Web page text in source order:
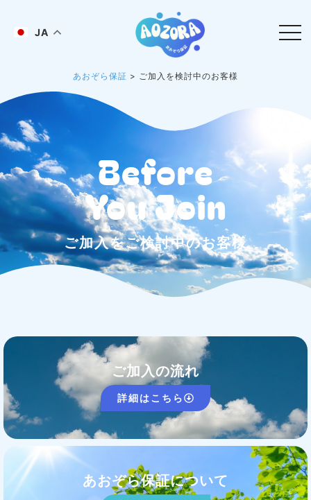
JA
あおぞら保証 > ご加入を検討中のお客様
Before
You Join
ご加入をご検討中のお客様
ご加入の流れ
詳細はこちら
あおぞら保証について